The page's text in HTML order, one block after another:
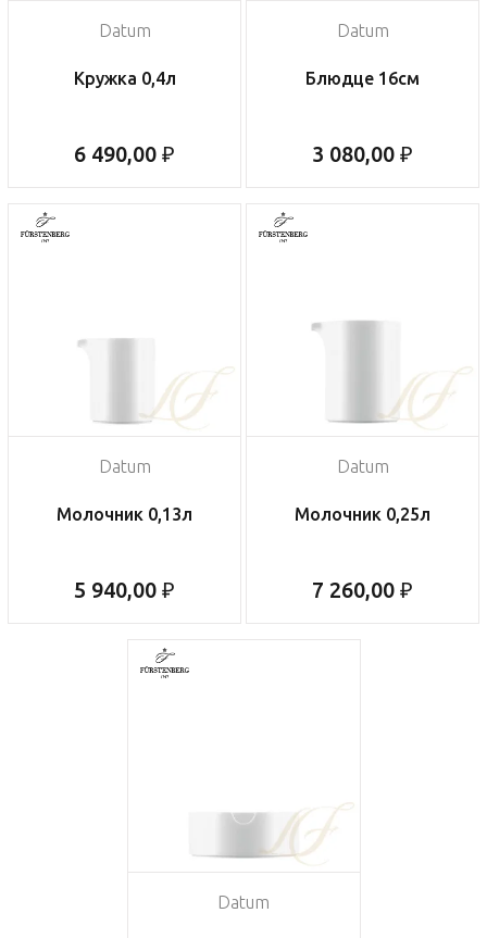
Datum
Кружка 0,4л
6 490,00 ₽
Datum
Блюдце 16см
3 080,00 ₽
Datum
Молочник 0,13л
5 940,00 ₽
Datum
Молочник 0,25л
7 260,00 ₽
Datum